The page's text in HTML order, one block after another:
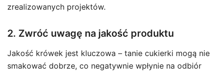
zrealizowanych projektów.
2. Zwróć uwagę na jakość produktu
Jakość krówek jest kluczowa – tanie cukierki mogą nie
smakować dobrze, co negatywnie wpłynie na odbiór